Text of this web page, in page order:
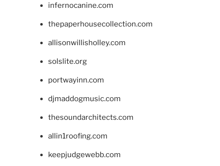
infernocanine.com
thepaperhousecollection.com
allisonwillisholley.com
solslite.org
portwayinn.com
djmaddogmusic.com
thesoundarchitects.com
allin1roofing.com
keepjudgewebb.com